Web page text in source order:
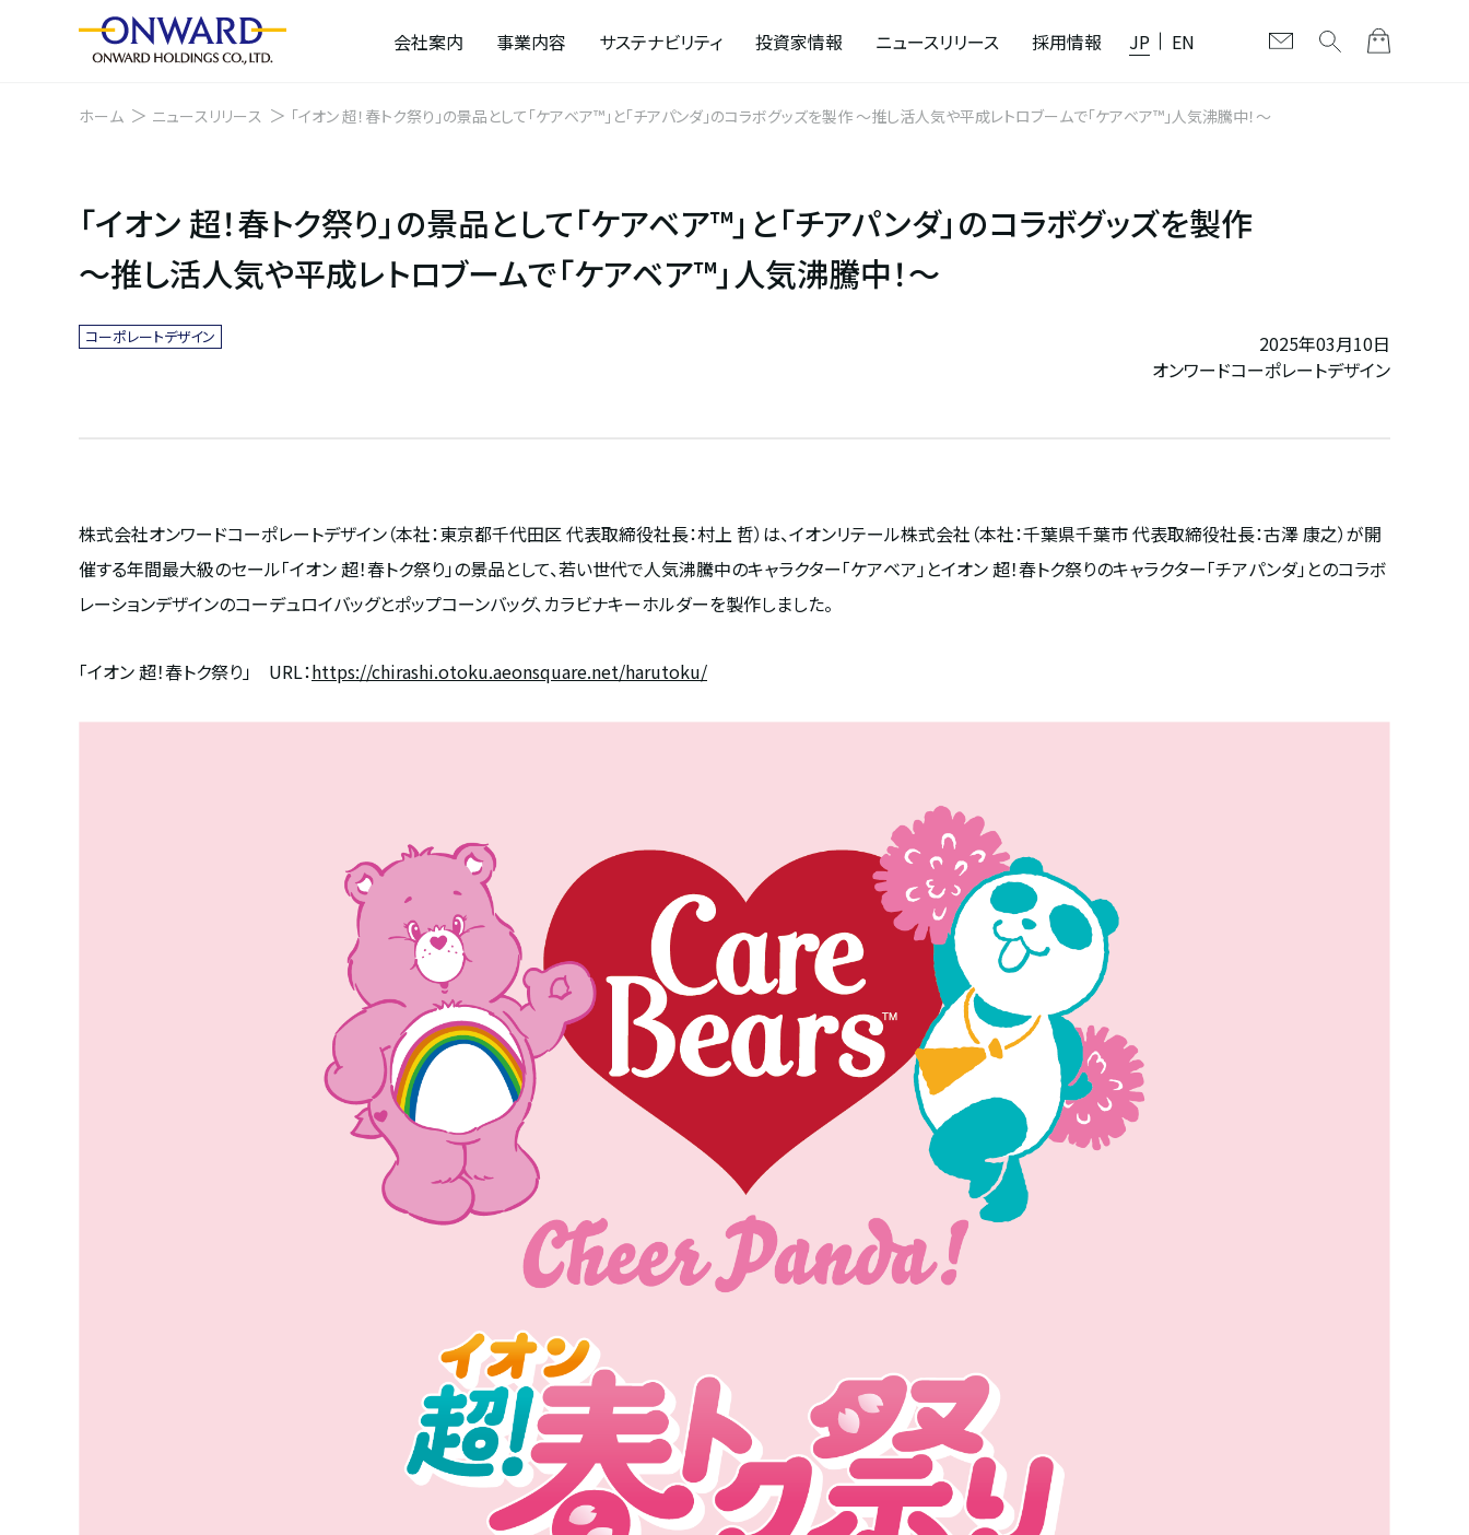
JP EN
会社案内 事業内容 サステナビリティ 投資家情報 ニュースリリース 採用情報
ホーム ニュースリリース 「イオン 超！春トク祭り」の景品として「ケアベア™」と「チアパンダ」のコラボグッズを製作 ～推し活人気や平成レトロブームで「ケアベア™」人気沸騰中！～
「イオン 超！春トク祭り」の景品として「ケアベア™」と「チアパンダ」のコラボグッズを製作
～推し活人気や平成レトロブームで「ケアベア™」人気沸騰中！～
コーポレートデザイン
2025年03月10日
オンワードコーポレートデザイン
株式会社オンワードコーポレートデザイン（本社：東京都千代田区 代表取締役社長：村上 哲）は、イオンリテール株式会社（本社：千葉県千葉市 代表取締役社長：古澤 康之）が開
催する年間最大級のセール「イオン 超！春トク祭り」の景品として、若い世代で人気沸騰中のキャラクター「ケアベア」とイオン 超！春トク祭りのキャラクター「チアパンダ」とのコラボ
レーションデザインのコーデュロイバッグとポップコーンバッグ、カラビナキーホルダーを製作しました。
「イオン 超！春トク祭り」 URL：https://chirashi.otoku.aeonsquare.net/harutoku/